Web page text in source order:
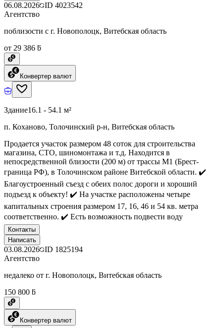
06.08.2026 ID 4023542
Агентство
поблизости с г. Новополоцк, Витебская область
от 29 386 ƃ
Конвертер валют
Здание16.1 - 54.1 м²
п. Коханово, Толочинский р-н, Витебская область
Продается участок размером 48 соток для строительства
магазина, СТО, шиномонтажа и т.д. Находится в
непосредственной близости (200 м) от трассы М1 (Брест-
граница РФ), в Толочинском районе Витебской области. ✔️
Благоустроенный съезд с обеих полос дороги и хороший
подъезд к объекту! ✔️ На участке расположены четыре
капитальных строения размером 17, 16, 46 и 54 кв. метра
соответственно. ✔️ Есть возможность подвести воду
Контакты
Написать
03.08.2026 ID 1825194
Агентство
недалеко от г. Новополоцк, Витебская область
150 800 ƃ
Конвертер валют